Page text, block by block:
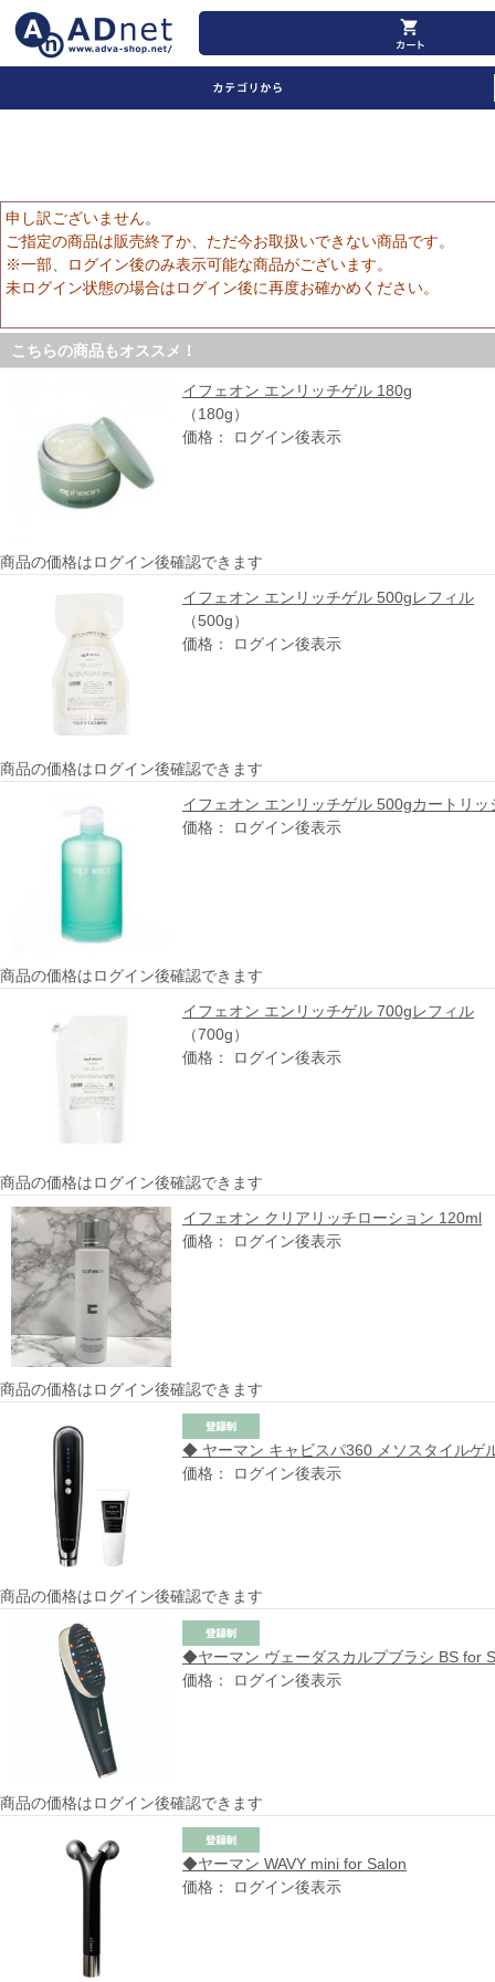
申し訳ございません。
ご指定の商品は販売終了か、ただ今お取扱いできない商品です。
※一部、ログイン後のみ表示可能な商品がございます。
未ログイン状態の場合はログイン後に再度お確かめください。
こちらの商品もオススメ！
イフェオン エンリッチゲル 180g
（180g）
価格： ログイン後表示
商品の価格はログイン後確認できます
イフェオン エンリッチゲル 500gレフィル
（500g）
価格： ログイン後表示
商品の価格はログイン後確認できます
イフェオン エンリッチゲル 500gカートリッ
価格： ログイン後表示
商品の価格はログイン後確認できます
イフェオン エンリッチゲル 700gレフィル
（700g）
価格： ログイン後表示
商品の価格はログイン後確認できます
イフェオン クリアリッチローション 120ml
価格： ログイン後表示
商品の価格はログイン後確認できます
◆ ヤーマン キャビスパ360 メソスタイルゲ
価格： ログイン後表示
商品の価格はログイン後確認できます
◆ヤーマン ヴェーダスカルプブラシ BS for
価格： ログイン後表示
商品の価格はログイン後確認できます
◆ヤーマン WAVY mini for Salon
価格： ログイン後表示